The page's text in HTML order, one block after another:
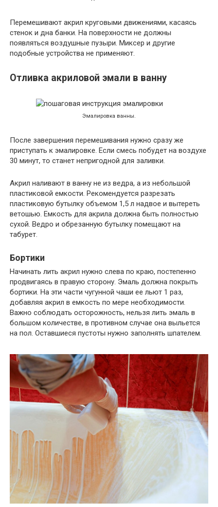
Перемешивают акрил круговыми движениями, касаясь
стенок и дна банки. На поверхности не должны
появляться воздушные пузыри. Миксер и другие
подобные устройства не применяют.
Отливка акриловой эмали в ванну
Эмалировка ванны.
После завершения перемешивания нужно сразу же
приступать к эмалировке. Если смесь побудет на воздухе
30 минут, то станет непригодной для заливки.
Акрил наливают в ванну не из ведра, а из небольшой
пластиковой емкости. Рекомендуется разрезать
пластиковую бутылку объемом 1,5 л надвое и вытереть
ветошью. Емкость для акрила должна быть полностью
сухой. Ведро и обрезанную бутылку помещают на
табурет.
Бортики
Начинать лить акрил нужно слева по краю, постепенно
продвигаясь в правую сторону. Эмаль должна покрыть
бортики. На эти части чугунной чаши ее льют 1 раз,
добавляя акрил в емкость по мере необходимости.
Важно соблюдать осторожность, нельзя лить эмаль в
большом количестве, в противном случае она выльется
на пол. Оставшиеся пустоты нужно заполнять шпателем.